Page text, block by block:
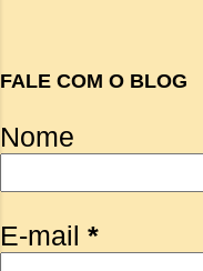
FALE COM O BLOG
Nome
E-mail *